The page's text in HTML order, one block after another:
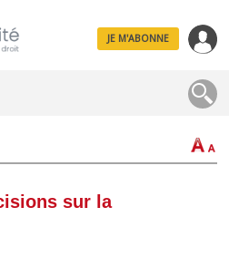
JE M'ABONNE
sur la